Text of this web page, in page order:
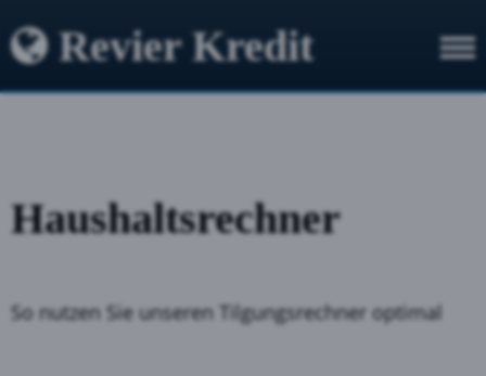
Revier Kredit
Haushaltsrechner
So nutzen Sie unseren Tilgungsrechner optimal